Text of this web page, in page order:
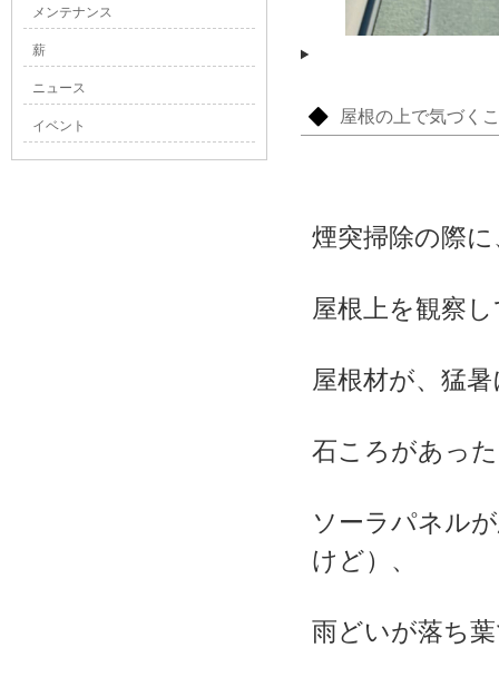
屋根の上で気づく
煙突掃除の際に
屋根上を観察
屋根材が、猛
石ころがあっ
ソーラパネル
けど）、
雨どいが落ち
メンテナンス
薪
ニュース
イベント